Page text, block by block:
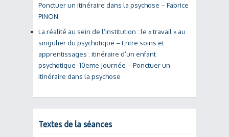
Ponctuer un itinéraire dans la psychose – Fabrice
PINON
La réalité au sein de l’institution : le « travail » au
singulier du psychotique – Entre soins et
apprentissages : itinéraire d’un enfant
psychotique -10eme Journée – Ponctuer un
itinéraire dans la psychose
Textes de la séances